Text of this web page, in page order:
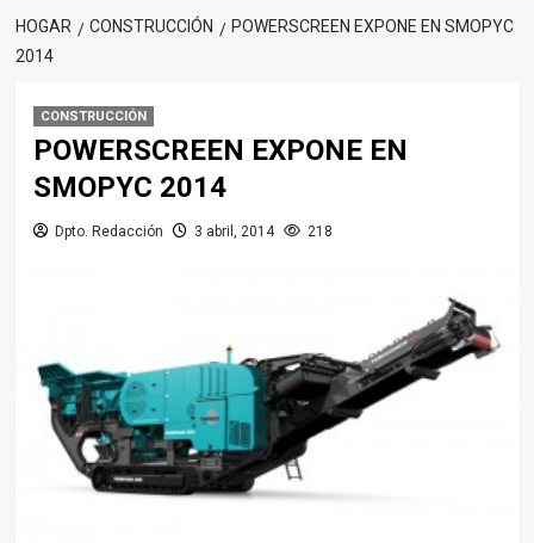
HOGAR CONSTRUCCIÓN
POWERSCREEN EXPONE EN SMOPYC
2014
CONSTRUCCIÓN
POWERSCREEN EXPONE EN
SMOPYC 2014
Dpto. Redacción 3 abril, 2014 218